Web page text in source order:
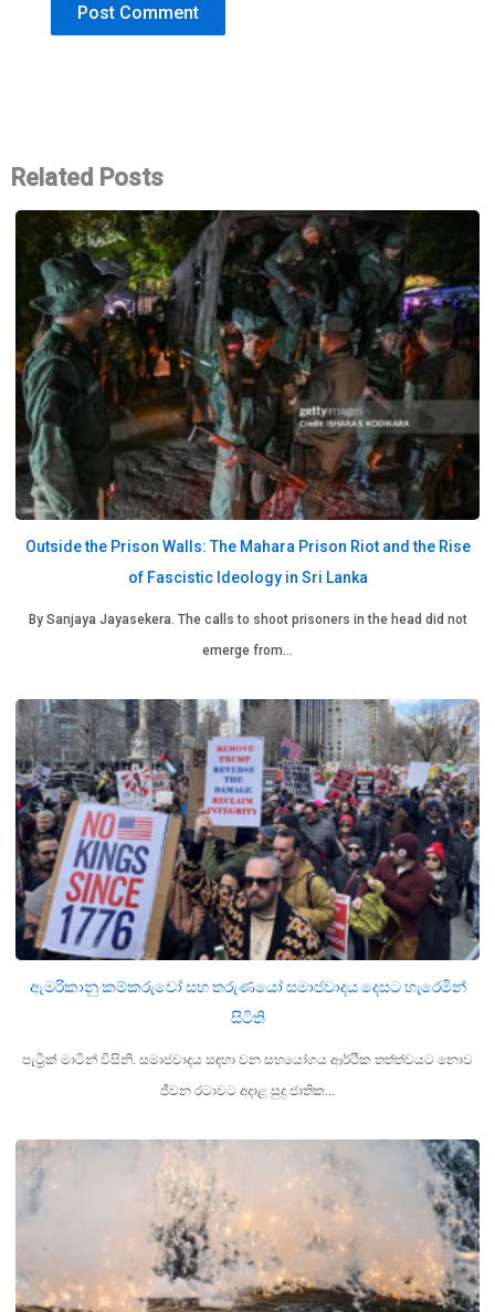
Related Posts
Outside the Prison Walls: The Mahara Prison Riot and the Rise
of Fascistic Ideology in Sri Lanka
By Sanjaya Jayasekera. The calls to shoot prisoners in the head did not
emerge from…
ඇමරිකානු කම්කරුවෝ සහ තරුණයෝ සමාජවාදය දෙසට හැරෙමින්
සිටිති
පැට්‍රික් මාටින් විසිනි. සමාජවාදය සඳහා වන සහයෝගය ආර්ථික තත්ත්වයට නොව
ජීවන රටාවට අදාළ සුදු ජාතික…